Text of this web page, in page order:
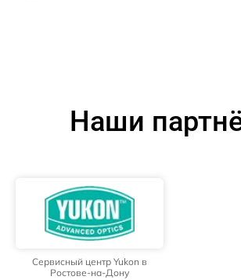
Наши
Сервисный центр Yukon в
Ростове-на-Дону